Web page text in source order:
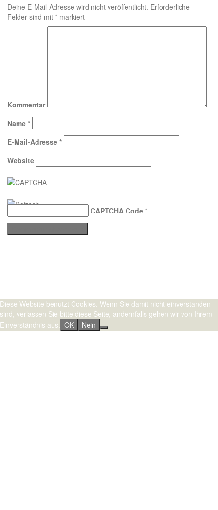
Deine E-Mail-Adresse wird nicht veröffentlicht. Erforderliche
Felder sind mit * markiert
Kommentar
Name *
E-Mail-Adresse *
Website
CAPTCHA Code *
Diese Website benutzt Cookies. Wenn Sie damit nicht einverstanden
sind, verlassen Sie bitte diese Seite, andernfalls gehen wir von Ihrem
Einverständnis aus. OK Nein